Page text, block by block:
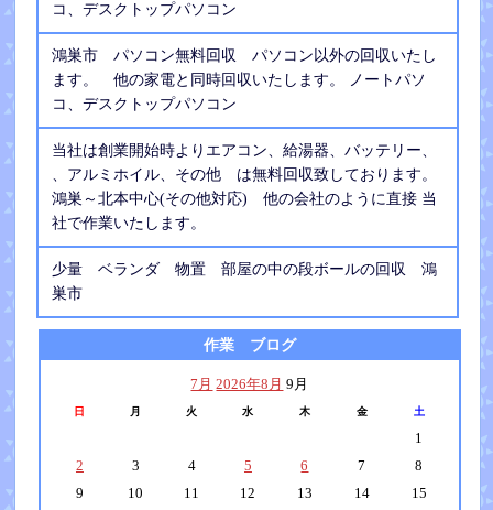
コ、デスクトップパソコン
鴻巣市 パソコン無料回収 パソコン以外の回収いたし
ます。 他の家電と同時回収いたします。 ノートパソ
コ、デスクトップパソコン
当社は創業開始時よりエアコン、給湯器、バッテリー、
、アルミホイル、その他 は無料回収致しております。
鴻巣～北本中心(その他対応) 他の会社のように直接 当
社で作業いたします。
少量 ベランダ 物置 部屋の中の段ボールの回収 鴻
巣市
作業 ブログ
7月 2026年8月 9月
日 月 火 水 木 金 土
1
2
3 4 5 6 7
8
9
10 11 12 13 14
15